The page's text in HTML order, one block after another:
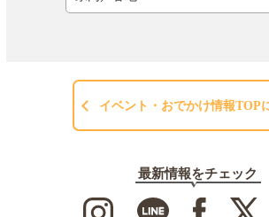
イベント・おでかけ情報TOP
最新情報をチェック